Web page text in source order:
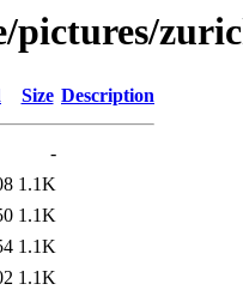
pictures/
Size Description
-
1.1K
1.1K
1.1K
1.1K